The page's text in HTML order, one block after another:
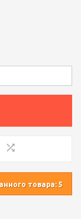
товара: 5